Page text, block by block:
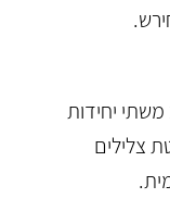
יחידות
צלילים